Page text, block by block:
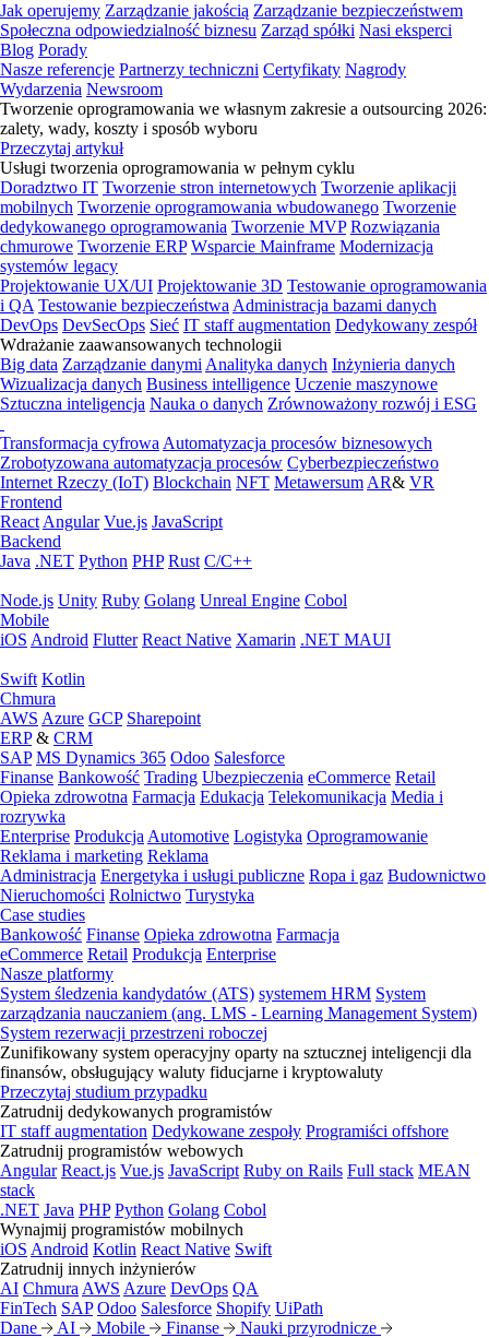
Jak operujemy Zarządzanie jakością Zarządzanie bezpieczeństwem
Społeczna odpowiedzialność biznesu Zarząd spółki Nasi eksperci
Blog Porady
Nasze referencje Partnerzy techniczni Certyfikaty Nagrody
Wydarzenia Newsroom
Tworzenie oprogramowania we własnym zakresie a outsourcing 2026:
zalety, wady, koszty i sposób wyboru
Przeczytaj artykuł
Usługi tworzenia oprogramowania w pełnym cyklu
Doradztwo IT Tworzenie stron internetowych Tworzenie aplikacji
mobilnych Tworzenie oprogramowania wbudowanego Tworzenie
dedykowanego oprogramowania Tworzenie MVP Rozwiązania
chmurowe Tworzenie ERP Wsparcie Mainframe Modernizacja
systemów legacy
Projektowanie UX/UI Projektowanie 3D Testowanie oprogramowania
i QA Testowanie bezpieczeństwa Administracja bazami danych
DevOps DevSecOps Sieć IT staff augmentation Dedykowany zespół
Wdrażanie zaawansowanych technologii
Big data Zarządzanie danymi Analityka danych Inżynieria danych
Wizualizacja danych Business intelligence Uczenie maszynowe
Sztuczna inteligencja Nauka o danych Zrównoważony rozwój i ESG
Transformacja cyfrowa Automatyzacja procesów biznesowych
Zrobotyzowana automatyzacja procesów Cyberbezpieczeństwo
Internet Rzeczy (IoT) Blockchain NFT Metawersum AR& VR
Frontend
React Angular Vue.js JavaScript
Backend
Java .NET Python PHP Rust C/C++
Node.js Unity Ruby Golang Unreal Engine Cobol
Mobile
iOS Android Flutter React Native Xamarin .NET MAUI
Swift Kotlin
Chmura
AWS Azure GCP Sharepoint
ERP& CRM
SAP MS Dynamics 365 Odoo Salesforce
Finanse Bankowość Trading Ubezpieczenia eCommerce Retail
Opieka zdrowotna Farmacja Edukacja Telekomunikacja Media i
rozrywka
Enterprise Produkcja Automotive Logistyka Oprogramowanie
Reklama i marketing Reklama
Administracja Energetyka i usługi publiczne Ropa i gaz Budownictwo
Nieruchomości Rolnictwo Turystyka
Case studies
Bankowość Finanse Opieka zdrowotna Farmacja
eCommerce Retail Produkcja Enterprise
Nasze platformy
System śledzenia kandydatów (ATS) systemem HRM System
zarządzania nauczaniem (ang. LMS - Learning Management System)
System rezerwacji przestrzeni roboczej
Zunifikowany system operacyjny oparty na sztucznej inteligencji dla
finansów, obsługujący waluty fiducjarne i kryptowaluty
Przeczytaj studium przypadku
Zatrudnij dedykowanych programistów
IT staff augmentation Dedykowane zespoły Programiści offshore
Zatrudnij programistów webowych
Angular React.js Vue.js JavaScript Ruby on Rails Full stack MEAN
stack
.NET Java PHP Python Golang Cobol
Wynajmij programistów mobilnych
iOS Android Kotlin React Native Swift
Zatrudnij innych inżynierów
AI Chmura AWS Azure DevOps QA
FinTech SAP Odoo Salesforce Shopify UiPath
Dane
AI Mobile Finanse Nauki przyrodnicze